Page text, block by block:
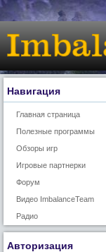
Навигация
Главная страница
Полезные программы
Обзоры игр
Игровые партнерки
Форум
Видео ImbalanceTeam
Радио
Авторизация